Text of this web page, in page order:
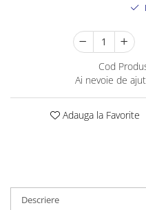
Cod
Ai nevoie de
Adauga la Favorite
Descriere